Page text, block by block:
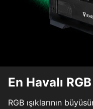
En Havalı
RGB ışıklarının